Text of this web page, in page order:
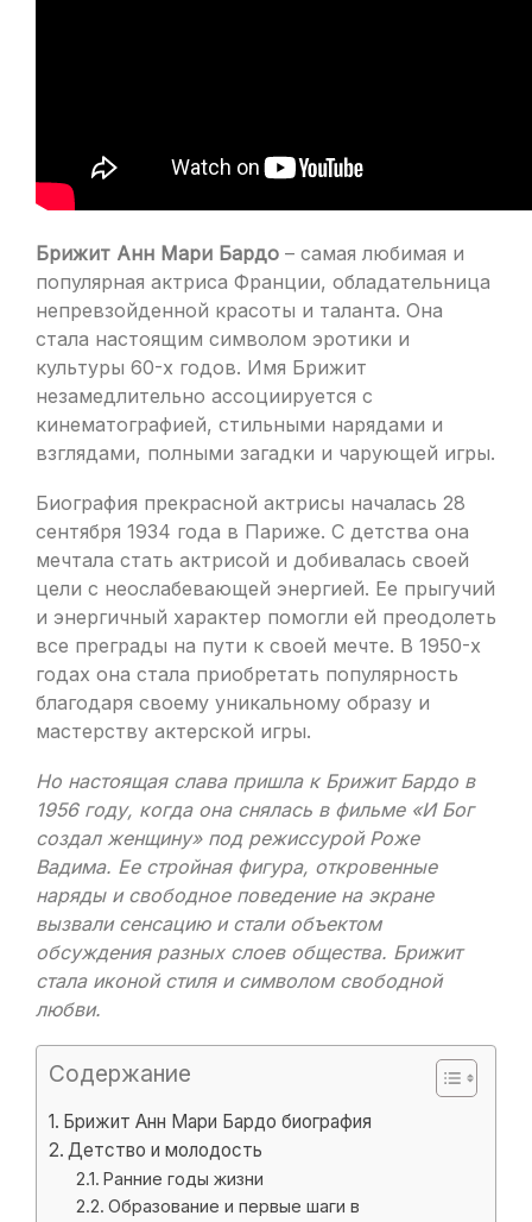
Брижит Анн Мари Бардо – самая любимая и
популярная актриса Франции, обладательница
непревзойденной красоты и таланта. Она
стала настоящим символом эротики и
культуры 60-х годов. Имя Брижит
незамедлительно ассоциируется с
кинематографией, стильными нарядами и
взглядами, полными загадки и чарующей игры.
Биография прекрасной актрисы началась 28
сентября 1934 года в Париже. С детства она
мечтала стать актрисой и добивалась своей
цели с неослабевающей энергией. Ее прыгучий
и энергичный характер помогли ей преодолеть
все преграды на пути к своей мечте. В 1950-х
годах она стала приобретать популярность
благодаря своему уникальному образу и
мастерству актерской игры.
Но настоящая слава пришла к Брижит Бардо в
1956 году, когда она снялась в фильме «И Бог
создал женщину» под режиссурой Роже
Вадима. Ее стройная фигура, откровенные
наряды и свободное поведение на экране
вызвали сенсацию и стали объектом
обсуждения разных слоев общества. Брижит
стала иконой стиля и символом свободной
любви.
Содержание
Брижит Анн Мари Бардо биография
Детство и молодость
Ранние годы жизни
Образование и первые шаги в